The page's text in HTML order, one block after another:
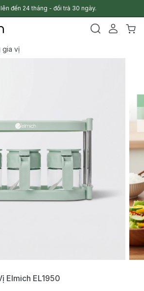
đến 24 tháng - đổi trả 30 ngày.
gia vị
Elmich EL1950